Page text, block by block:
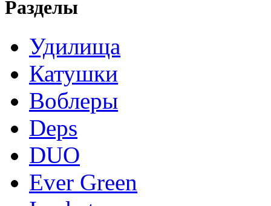
Разделы
Удилища
Катушки
Воблеры
Deps
DUO
Ever Green